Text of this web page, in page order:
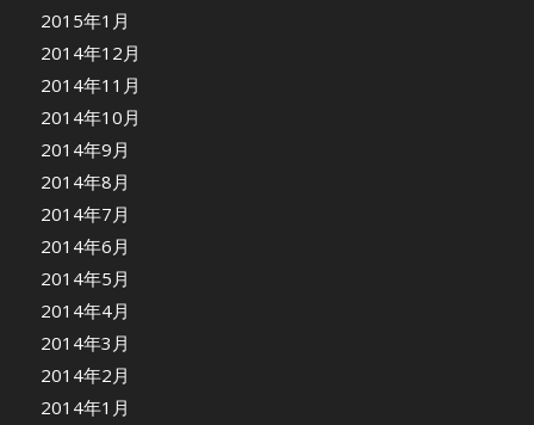
2015年1月
2014年12月
2014年11月
2014年10月
2014年9月
2014年8月
2014年7月
2014年6月
2014年5月
2014年4月
2014年3月
2014年2月
2014年1月